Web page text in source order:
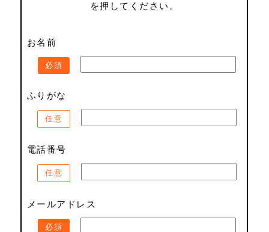
を押してください。
お名前
必須
ふりがな
任意
電話番号
任意
メールアドレス
必須